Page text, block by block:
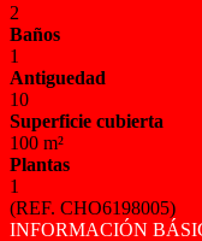
2
Baños
1
Antiguedad
10
Superficie cubierta
100 m²
Plantas
1
(REF. CHO6198005)
INFORMACIÓN